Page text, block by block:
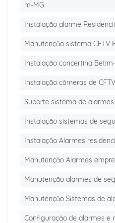
m-MG
Instalação alarme
Manutenção sistema CFTV
Instalação concertina
Instalação câmeras de
Suporte sistema de
Instalação sistemas de
Instalação Alarmes
Manutenção Alarmes
Manutenção alarmes de
Manutenção Sistemas de
Configuração de alarmes e